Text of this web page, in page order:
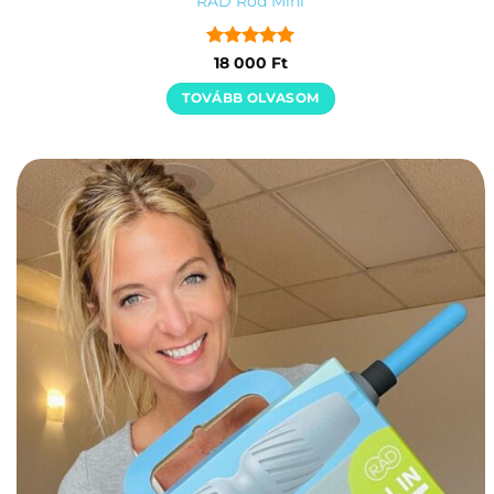
Értékelés:5
18 000 Ft
TOVÁBB OLVASOM